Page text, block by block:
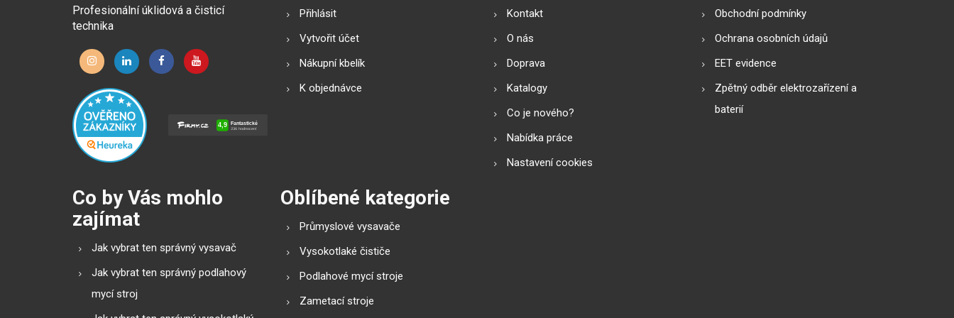
Profesionální úklidová a čisticí
technika
Přihlásit
Vytvořit účet
Nákupní kbelík
K objednávce
Kontakt
O nás
Doprava
Katalogy
Co je nového?
Nabídka práce
Nastavení cookies
Obchodní podmínky
Ochrana osobních údajů
EET evidence
Zpětný odběr elektrozařízení a
baterií
Co by Vás mohlo
zajímat
Jak vybrat ten správný vysavač
Jak vybrat ten správný podlahový
mycí stroj
Oblíbené kategorie
Průmyslové vysavače
Vysokotlaké čističe
Podlahové mycí stroje
Zametací stroje